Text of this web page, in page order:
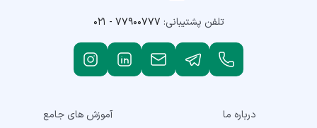
تلفن پشتیبانی: ۰۲۱ - ۷۷۹۰۰۷۷۷
درباره ما
آموزش های جامع